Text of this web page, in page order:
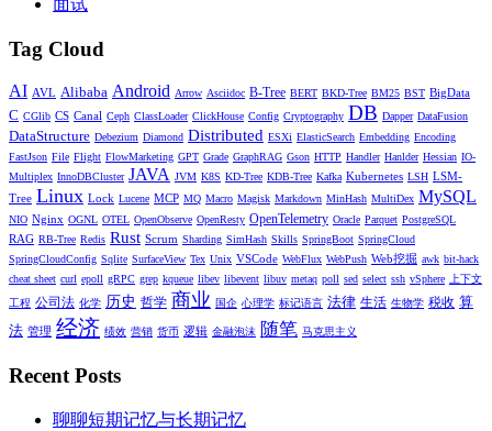
个观点。我们可以简单地认为，
举个例子。这道简单的数学问题：「我有 3 个苹果，我爸爸比
我多 2 个苹果。我们一共有多少个苹果？」如果你使用任何预
训练模型，比如 Llama、DeepSeek 或 Qwen，直接输入这个问
题，模型可能会输出「5 个苹果」，这是错误的。
Tag Cloud
AI AVL Alibaba Android Arrow Asciidoc B-Tree BERT BKD-Tree BM25 BST BigData
C CGlib CS Canal Ceph ClassLoader ClickHouse Config Cryptography DB Dapper DataFusion
DataStructure Debezium Diamond Distributed ESXi ElasticSearch Embedding Encoding
FastJson File Flight FlowMarketing GPT Grade GraphRAG Gson HTTP Handler Hanlder Hessian IO-
Multiplex InnoDBCluster JAVA JVM K8S KD-Tree KDB-Tree Kafka Kubernetes LSH LSM-
Tree Linux Lock Lucene MCP MQ Macro Magisk Markdown MinHash MultiDex MySQL
NIO Nginx OGNL OTEL OpenObserve OpenResty OpenTelemetry Oracle Parquet PostgreSQL
RAG RB-Tree Redis Rust Scrum Sharding SimHash Skills SpringBoot SpringCloud
SpringCloudConfig Sqlite SurfaceView Tex Unix VSCode WebFlux WebPush Web挖掘 awk bit-hack
cheat sheet curl epoll gRPC grep kqueue libev libevent libuv metaq poll sed select ssh vSphere 上下文
工程 公司法 化学 历史 哲学 商业 国企 心理学 标记语言 法律 生活 生物学 税收 算
法 管理 经济 绩效 营销 货币 逻辑 金融泡沫 随笔 马克思主义
Recent Posts
聊聊短期记忆与长期记忆